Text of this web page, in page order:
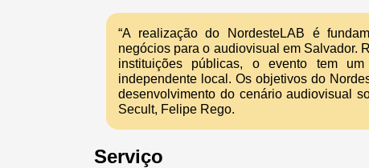
“A realização do NordesteLAB é
negócios para o audiovisual em Salvador.
instituições públicas, o evento tem
independente local. Os objetivos do
desenvolvimento do cenário audiovisual
Secult, Felipe Rego.
Serviço